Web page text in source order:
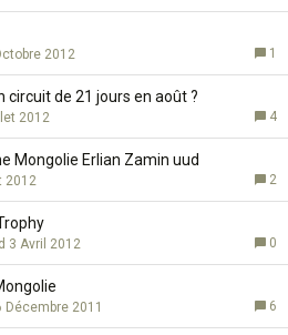
1
2012
circuit de 21 jours en août ?
4
2012
Mongolie Erlian Zamin uud
2
2012
0
3 Avril 2012
6
Décembre 2011